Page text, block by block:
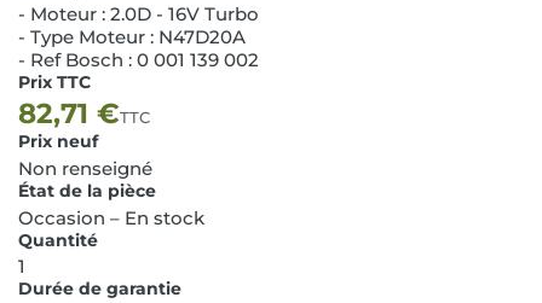
- Moteur : 2.0D - 16V Turbo
- Type Moteur : N47D20A
- Ref Bosch : 0 001 139 002
Prix TTC
82,71 €TTC
Prix neuf
Non renseigné
État de la pièce
Occasion – En stock
Quantité
1
Durée de garantie